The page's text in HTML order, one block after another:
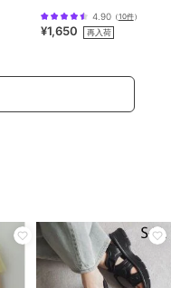
4.90（10件）
¥1,650 再入荷